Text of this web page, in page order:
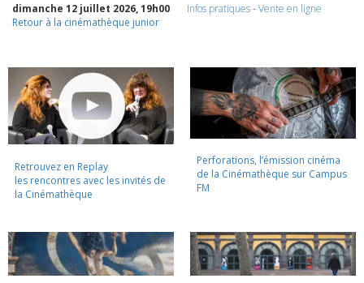
dimanche 12 juillet 2026, 19h00
Infos pratiques-Vente en ligne
Retour à la cinémathèque junior
Retrouvez en Replay
les rencontres avec les invités de
la Cinémathèque
Perforations, l’émission cinéma
de la Cinémathèque sur Campus
FM